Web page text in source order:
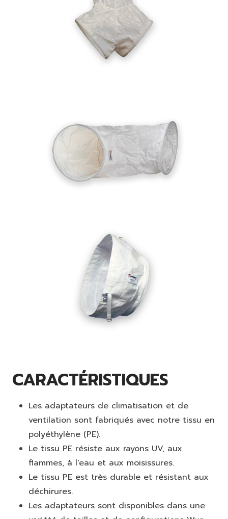
CARACTÉRISTIQUES
Les adaptateurs de climatisation et de
ventilation sont fabriqués avec notre tissu en
polyéthylène (PE).
Le tissu PE résiste aux rayons UV, aux
flammes, à l'eau et aux moisissures.
Le tissu PE est très durable et résistant aux
déchirures.
Les adaptateurs sont disponibles dans une